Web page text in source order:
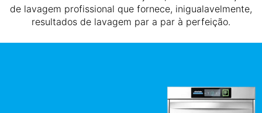
de lavagem profissional que fornece, inigualavelmente,
resultados de lavagem par a par à perfeição.